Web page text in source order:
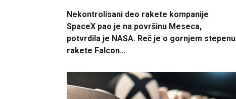
Nekontrolisani deo rakete kompanije
SpaceX pao je na površinu Meseca,
potvrdila je NASA. Reč je o gornjem stepenu
rakete Falcon…